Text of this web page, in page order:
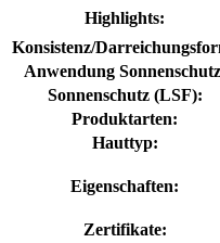
Highlights:
Konsistenz/
Anwendung
Sonnenschutz (LSF):
Produktarten:
Hauttyp:
Eigenschaften:
Zertifikate: